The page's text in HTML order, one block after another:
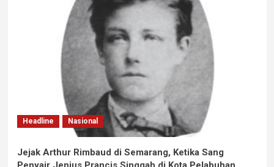
Headline Nasional
Jejak Arthur Rimbaud di Semarang, Ketika Sang